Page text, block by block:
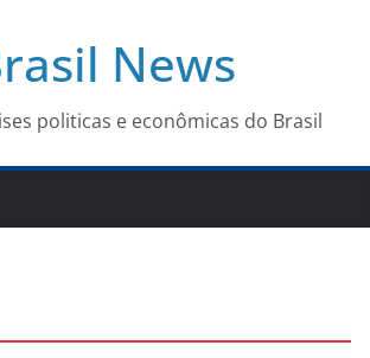
News
politicas e econômicas do Brasil